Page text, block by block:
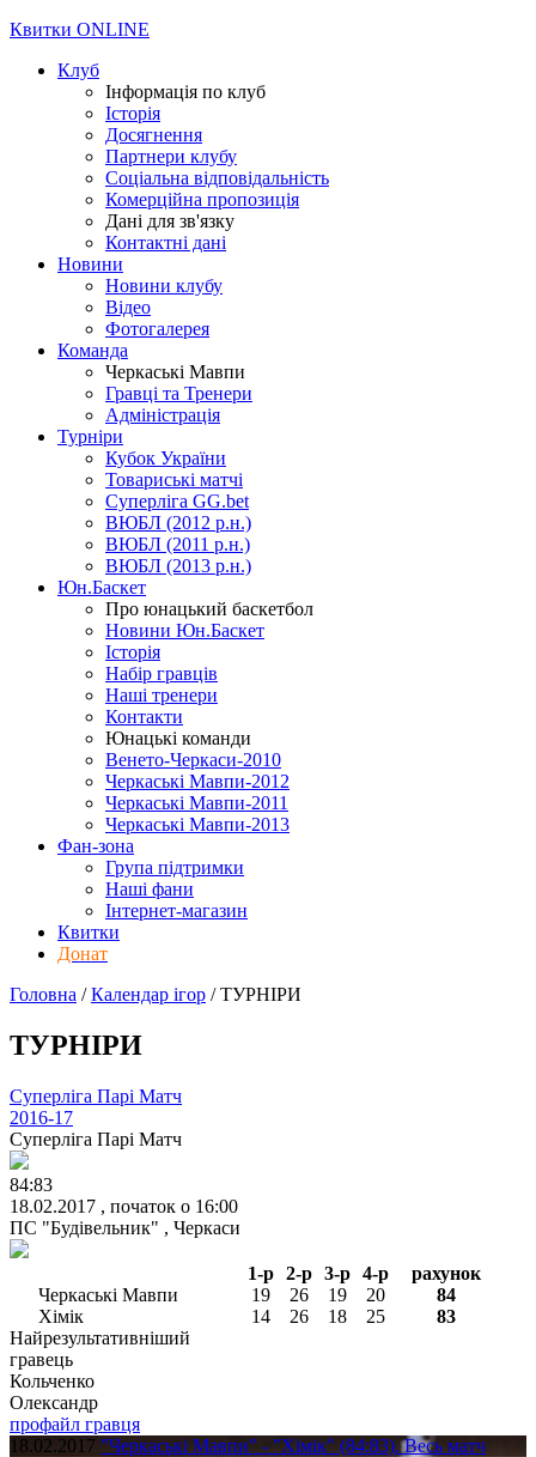
Квитки ONLINE
Клуб
Інформація по клуб
Історія
Досягнення
Партнери клубу
Соціальна відповідальність
Комерційна пропозиція
Дані для зв'язку
Контактні дані
Новини
Новини клубу
Відео
Фотогалерея
Команда
Черкаські Мавпи
Гравці та Тренери
Адміністрація
Турніри
Кубок України
Товариські матчі
Суперліга GG.bet
ВЮБЛ (2012 р.н.)
ВЮБЛ (2011 р.н.)
ВЮБЛ (2013 р.н.)
Юн.Баскет
Про юнацький баскетбол
Новини Юн.Баскет
Історія
Набір гравців
Наші тренери
Контакти
Юнацькі команди
Венето-Черкаси-2010
Черкаські Мавпи-2012
Черкаські Мавпи-2011
Черкаські Мавпи-2013
Фан-зона
Група підтримки
Наші фани
Інтернет-магазин
Квитки
Донат
Головна /Календар ігор /ТУРНІРИ
ТУРНІРИ
Суперліга Парі Матч
2016-17
Суперліга Парі Матч
84:83
18.02.2017 , початок о 16:00
ПС "Будівельник" , Черкаси
1-р 2-р 3-р 4-р
рахунок
Черкаські Мавпи
19 26 19 20
84
Хімік
14 26 18 25
83
Найрезультативніший
гравець
Кольченко
Олександр
профайл гравця
18.02.2017 "Черкаські Мавпи" - "Хімік" (84:83). Весь матч